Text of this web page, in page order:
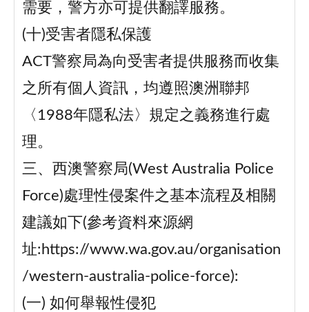
需要，警方亦可提供翻譯服務。
(十)受害者隱私保護
ACT警察局為向受害者提供服務而收集
之所有個人資訊，均遵照澳洲聯邦
〈1988年隱私法〉規定之義務進行處
理。
三、西澳警察局(West Australia Police
Force)處理性侵案件之基本流程及相關
建議如下(參考資料來源網
址:https://www.wa.gov.au/organisation
/western-australia-police-force):
(一) 如何舉報性侵犯